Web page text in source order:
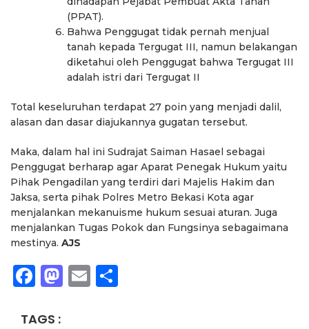
(PPAT).
Bahwa Penggugat tidak pernah menjual
tanah kepada Tergugat III, namun belakangan
diketahui oleh Penggugat bahwa Tergugat III
adalah istri dari Tergugat II
Total keseluruhan terdapat 27 poin yang menjadi dalil,
alasan dan dasar diajukannya gugatan tersebut.
Maka, dalam hal ini Sudrajat Saiman Hasael sebagai
Penggugat berharap agar Aparat Penegak Hukum yaitu
Pihak Pengadilan yang terdiri dari Majelis Hakim dan
Jaksa, serta pihak Polres Metro Bekasi Kota agar
menjalankan mekanuisme hukum sesuai aturan. Juga
menjalankan Tugas Pokok dan Fungsinya sebagaimana
mestinya. AJS
Facebook
Mastodon
Email
TAGS :